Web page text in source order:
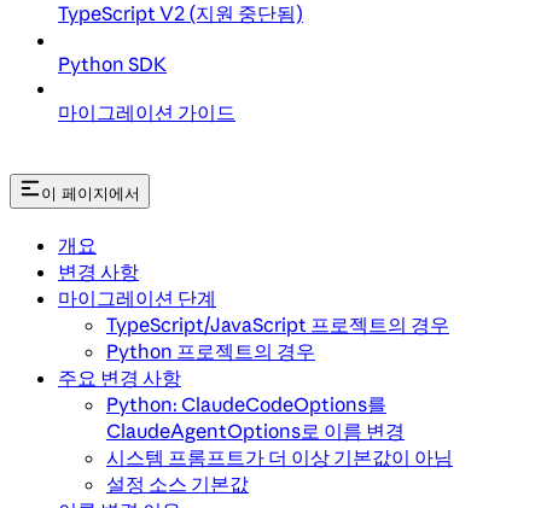
TypeScript V2 (지원 중단됨)
Python SDK
마이그레이션 가이드
이 페이지에서
개요
변경 사항
마이그레이션 단계
TypeScript/JavaScript 프로젝트의 경우
Python 프로젝트의 경우
주요 변경 사항
Python: ClaudeCodeOptions를
ClaudeAgentOptions로 이름 변경
시스템 프롬프트가 더 이상 기본값이 아님
설정 소스 기본값